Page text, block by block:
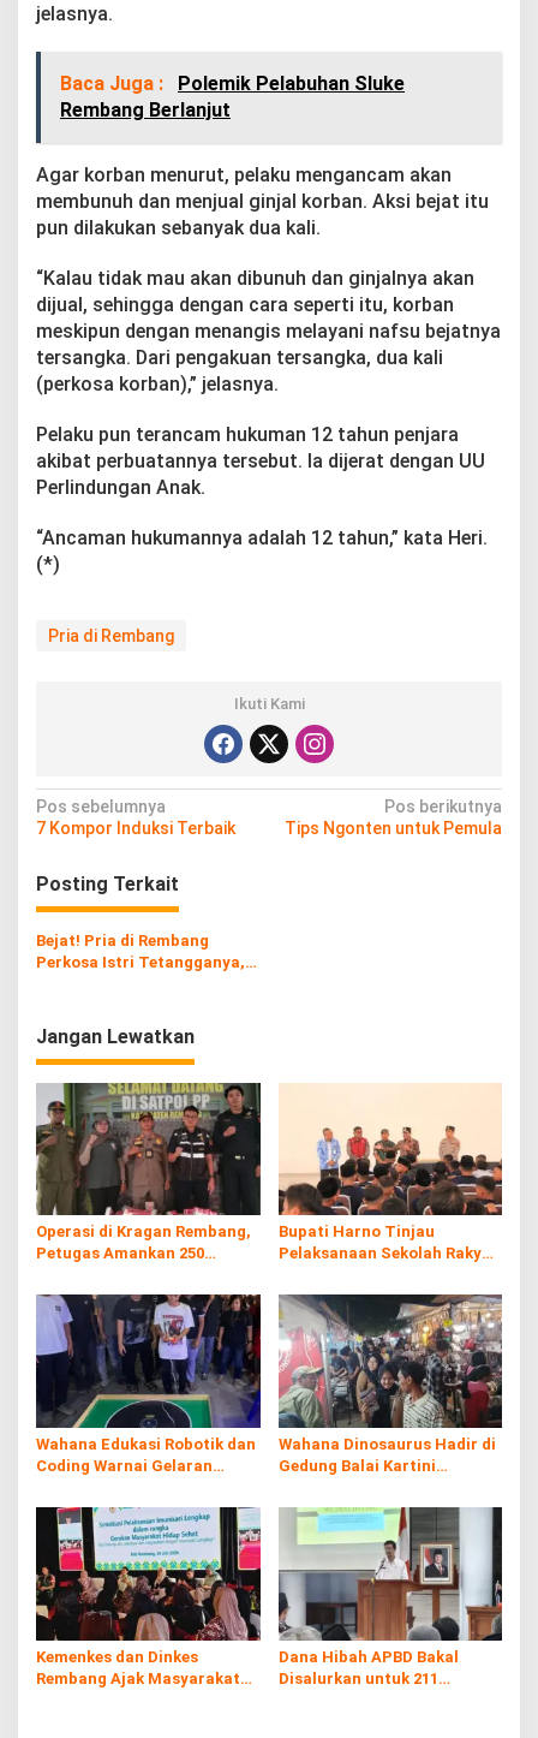
jelasnya.
Baca Juga :
Polemik Pelabuhan Sluke
Rembang Berlanjut
Agar korban menurut, pelaku mengancam akan
membunuh dan menjual ginjal korban. Aksi bejat itu
pun dilakukan sebanyak dua kali.
“Kalau tidak mau akan dibunuh dan ginjalnya akan
dijual, sehingga dengan cara seperti itu, korban
meskipun dengan menangis melayani nafsu bejatnya
tersangka. Dari pengakuan tersangka, dua kali
(perkosa korban),” jelasnya.
Pelaku pun terancam hukuman 12 tahun penjara
akibat perbuatannya tersebut. Ia dijerat dengan UU
Perlindungan Anak.
“Ancaman hukumannya adalah 12 tahun,” kata Heri.
(*)
Pria di Rembang
Ikuti Kami
N
a
v
i
g
i
p
o
s
Pos sebelumnya
7 Kompor Induksi Terbaik
Pos berikutnya
Tips Ngonten untuk Pemula
Posting Terkait
Bejat! Pria di Rembang
Perkosa Istri Tetangganya,
Jangan Lewatkan
Operasi di Kragan Rembang,
Petugas Amankan 250
Bupati Harno Tinjau
Pelaksanaan Sekolah Rakyat
Wahana Edukasi Robotik dan
Coding Warnai Gelaran
Wahana Dinosaurus Hadir di
Gedung Balai Kartini
Kemenkes dan Dinkes
Rembang Ajak Masyarakat
Dana Hibah APBD Bakal
Disalurkan untuk 211